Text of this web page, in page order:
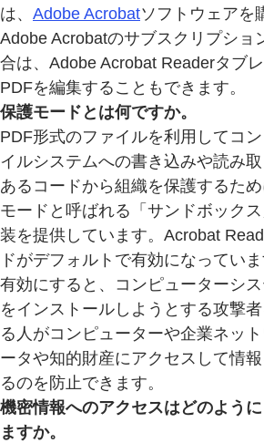
は、 Adobe Acrobatソフトウェアを
Adobe Acrobatのサブスクリプショ
合は、Adobe Acrobat Readerタブ
PDFを編集することもできます。
保護モードとは何ですか。
PDF形式のファイルを利用してコ
イルシステムへの書き込みや読み
あるコードから組織を保護するた
モードと呼ばれる「サンドボック
装を提供しています。Acrobat
ドがデフォルトで有効になってい
有効にすると、コンピューターシ
をインストールしようとする攻撃
る人がコンピューターや企業ネッ
ータや知的財産にアクセスして情
るのを防止できます。
機密情報へのアクセスはどのよう
ますか。